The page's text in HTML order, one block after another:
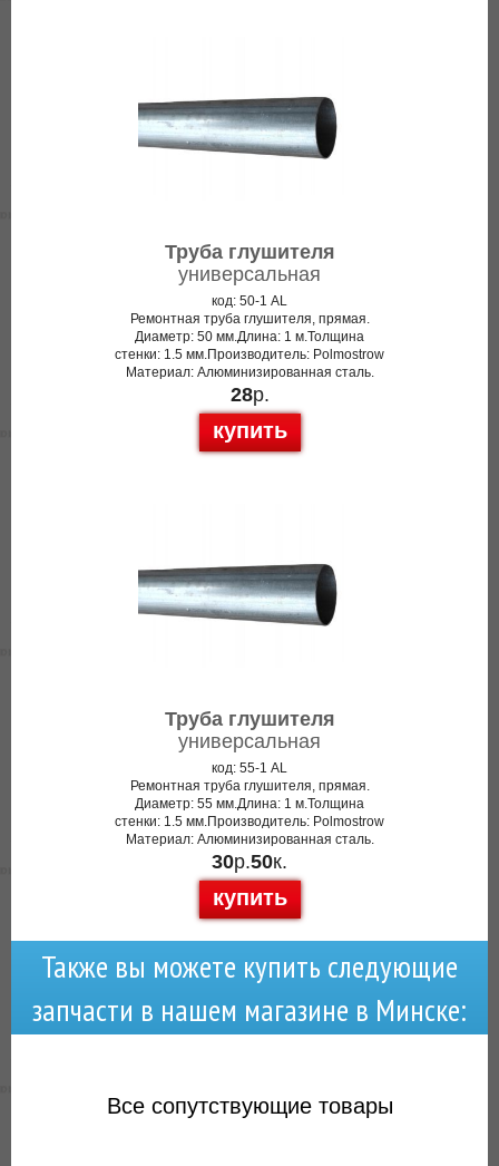
Труба глушителя
универсальная
код: 50-1 AL
Ремонтная труба глушителя, прямая.
Диаметр: 50 мм.Длина: 1 м.Толщина
стенки: 1.5 мм.Производитель: Polmostrow
Материал: Алюминизированная сталь.
28р.
купить
Труба глушителя
универсальная
код: 55-1 AL
Ремонтная труба глушителя, прямая.
Диаметр: 55 мм.Длина: 1 м.Толщина
стенки: 1.5 мм.Производитель: Polmostrow
Материал: Алюминизированная сталь.
30р.50к.
купить
Также вы можете купить следующие
запчасти в нашем магазине в Минске:
Все сопутствующие товары